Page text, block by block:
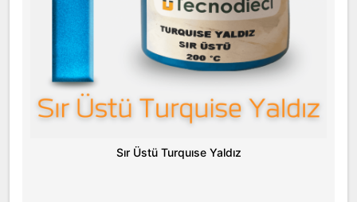
Sır Üstü Turquıse Yaldız